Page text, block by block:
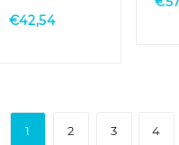
€42,54
1 2 3 4